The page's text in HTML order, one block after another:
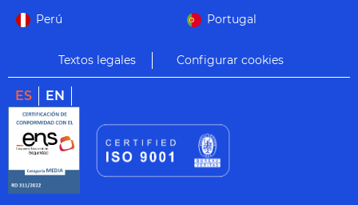
Perú Portugal
Textos legales Configurar cookies
ES EN